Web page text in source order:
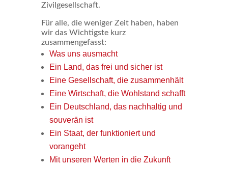
Zivilgesellschaft.
Für alle, die weniger Zeit haben, haben
wir das Wichtigste kurz
zusammengefasst:
Was uns ausmacht
Ein Land, das frei und sicher ist
Eine Gesellschaft, die zusammenhält
Eine Wirtschaft, die Wohlstand schafft
Ein Deutschland, das nachhaltig und
souverän ist
Ein Staat, der funktioniert und
vorangeht
Mit unseren Werten in die Zukunft